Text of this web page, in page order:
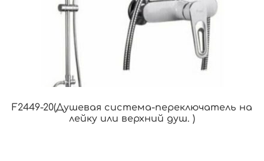
F2449-20(Душевая система-переключатель на
лейку или верхний душ. )